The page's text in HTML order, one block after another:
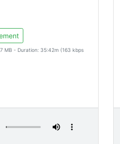
MB - Duration: 35:42m (163 kbps